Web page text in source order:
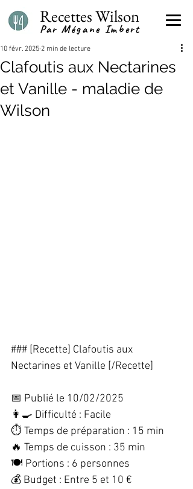
Par Mégane Imbert
Recettes Wilson
Clafoutis aux Nectarines
et Vanille - maladie de
Wilson
10 févr. 2025 2 min de lecture
### [Recette] Clafoutis aux
Nectarines et Vanille [/Recette]
📅 Publié le 10/02/2025
👩‍🍳 Difficulté : Facile
⏱️ Temps de préparation : 15 min
🔥 Temps de cuisson : 35 min
🍽️ Portions : 6 personnes
💰 Budget : Entre 5 et 10 €